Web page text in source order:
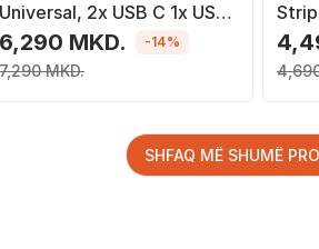
Universal, 2x USB C 1x USB,
karikim i shpejtë, i zi
6,290 MKD.
7,290 MKD.
-14%
SHFAQ MË SHUMË